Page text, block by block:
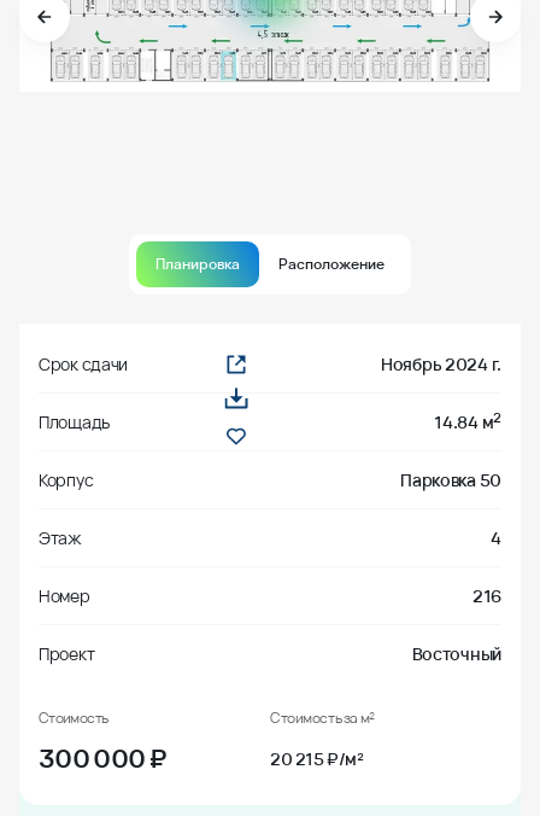
Планировка Расположение
Срок сдачи Ноябрь 2024 г.
Площадь 14.84 м2
Корпус Парковка 50
Этаж 4
Номер 216
Проект Восточный
Стоимость
300 000₽
Стоимость за м²
20 215 ₽/м²